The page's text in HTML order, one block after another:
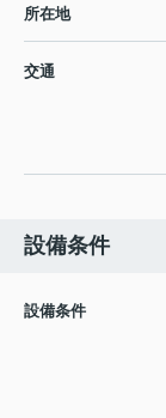
所在地
交通
設備条件
設備条件